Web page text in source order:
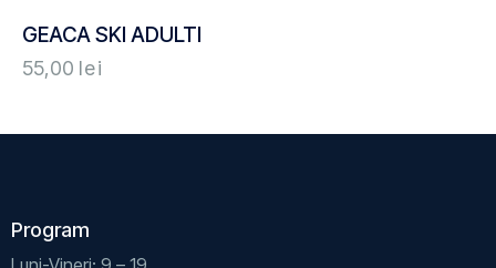
GEACA SKI ADULTI
55,00 lei
Program